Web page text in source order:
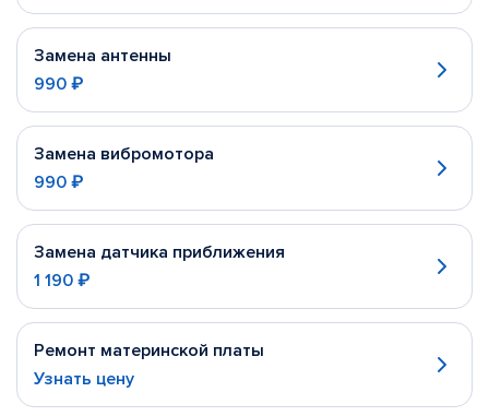
Замена антенны
990 ₽
Замена вибромотора
990 ₽
Замена датчика приближения
1 190 ₽
Ремонт материнской платы
Узнать цену